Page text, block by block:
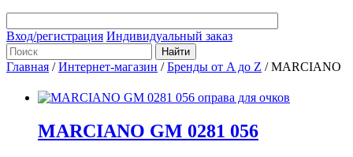
Вход/регистрация Индивидуальный заказ
Главная /Интернет-магазин /Бренды от A до Z /MARCIANO
MARCIANO GM 0281 056